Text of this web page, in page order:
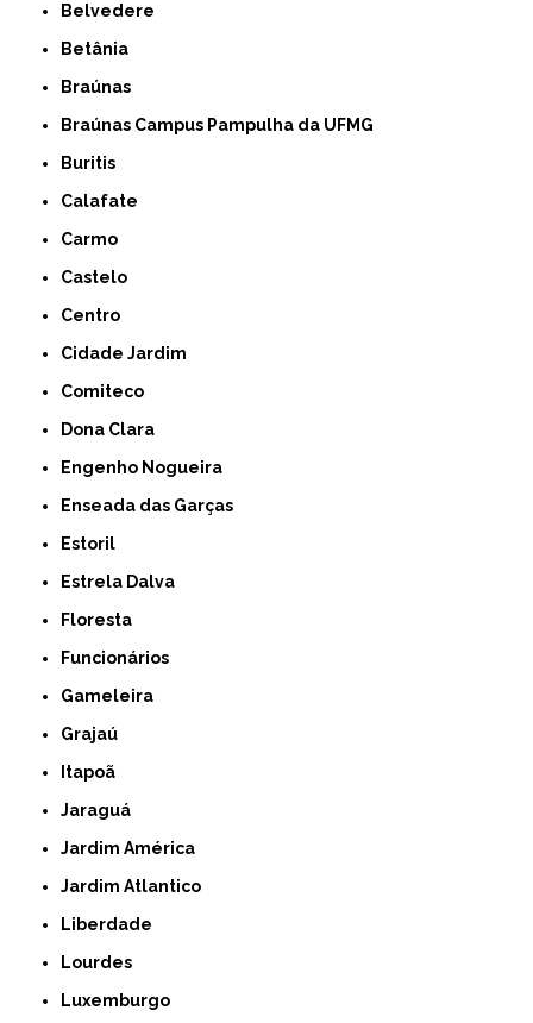
Belvedere
Betânia
Braúnas
Braúnas Campus Pampulha da UFMG
Buritis
Calafate
Carmo
Castelo
Centro
Cidade Jardim
Comiteco
Dona Clara
Engenho Nogueira
Enseada das Garças
Estoril
Estrela Dalva
Floresta
Funcionários
Gameleira
Grajaú
Itapoã
Jaraguá
Jardim América
Jardim Atlantico
Liberdade
Lourdes
Luxemburgo